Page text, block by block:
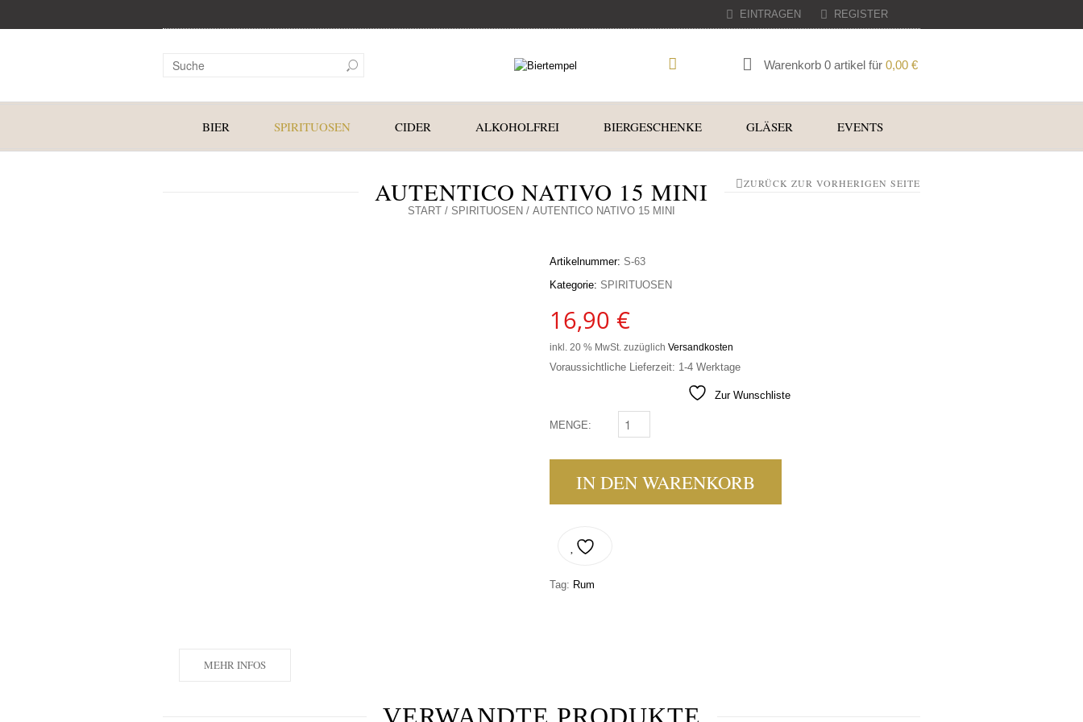
EINTRAGEN REGISTER
Warenkorb 0 artikel für 0,00 €
BIER SPIRITUOSEN CIDER ALKOHOLFREI BIERGESCHENKE GLÄSER EVENTS
AUTENTICO NATIVO 15 MINI
START / SPIRITUOSEN / AUTENTICO NATIVO 15 MINI
ZURÜCK ZUR VORHERIGEN SEITE
Artikelnummer: S-63
Kategorie: SPIRITUOSEN
16,90 €
inkl. 20 % MwSt. zuzüglich Versandkosten
Voraussichtliche Lieferzeit: 1-4 Werktage
Zur Wunschliste
MENGE: AUTENTICO NATIVO 15 MINI MENGE
IN DEN WARENKORB
Tag: Rum
MEHR INFOS
VERWANDTE PRODUKTE